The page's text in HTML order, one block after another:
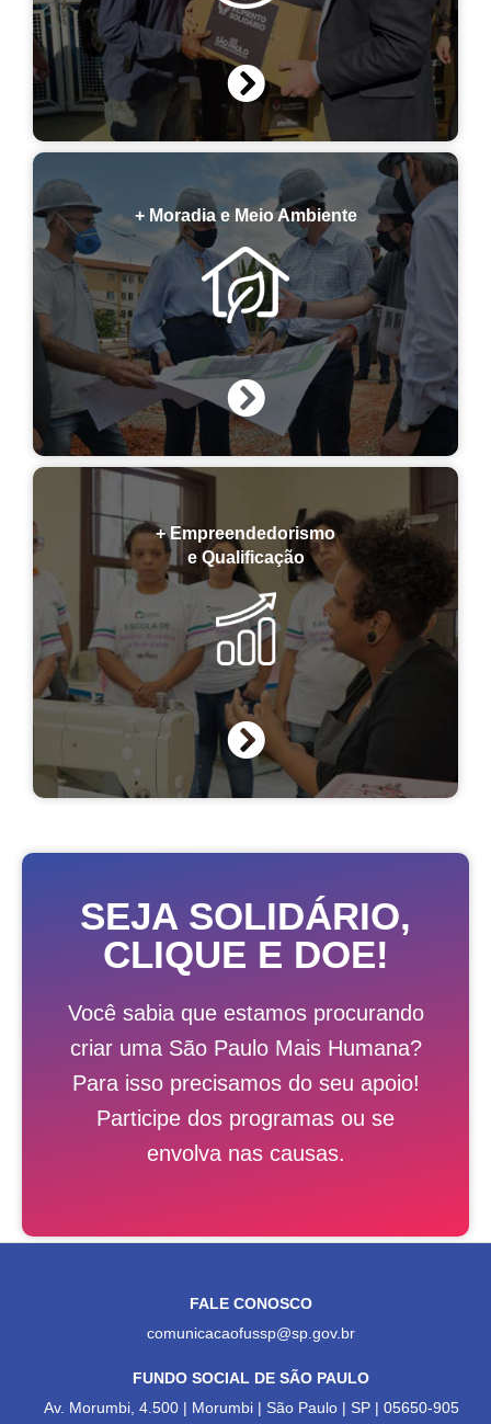
+ Moradia e Meio Ambiente
+ Empreendedorismo
e Qualificação
SEJA SOLIDÁRIO,
CLIQUE E DOE!
Você sabia que estamos procurando
criar uma São Paulo Mais Humana?
Para isso precisamos do seu apoio!
Participe dos programas ou se
envolva nas causas.
FALE CONOSCO
comunicacaofussp@sp.gov.br
FUNDO SOCIAL DE SÃO PAULO
Av. Morumbi, 4.500 | Morumbi | São Paulo | SP | 05650-905